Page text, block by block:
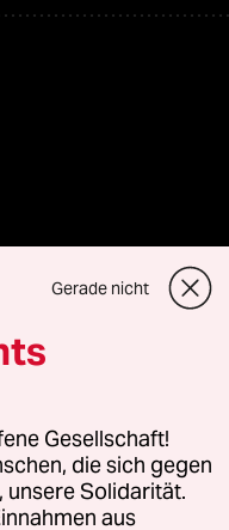
oder für Genehmigungen
Gerade nicht
Gesellschaft!
die sich gegen
unsere Solidarität.
aus